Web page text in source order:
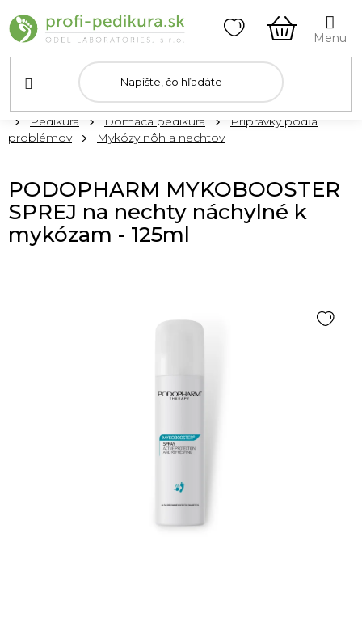
na
obsah
KOŠÍK
DomovPedikúra Domáca pedikúra
Prípravky podľa
problémov
Mykózy nôh a nechtov
PODOPHARM MYKOBOOSTER
SPREJ na nechty náchylné k
mykózam - 125ml